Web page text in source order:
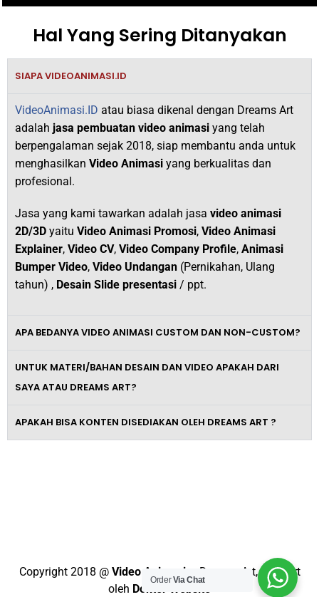
Hal Yang Sering Ditanyakan
SIAPA VIDEOANIMASI.ID
VideoAnimasi.ID atau biasa dikenal dengan Dreams Art
adalah jasa pembuatan video animasi yang telah
berpengalaman sejak 2018, siap membantu anda untuk
menghasilkan Video Animasi yang berkualitas dan
profesional.
Jasa yang kami tawarkan adalah jasa video animasi
2D/3D yaitu Video Animasi Promosi, Video Animasi
Explainer, Video CV, Video Company Profile, Animasi
Bumper Video, Video Undangan (Pernikahan, Ulang
tahun) , Desain Slide presentasi / ppt.
APA BEDANYA VIDEO ANIMASI CUSTOM DAN NON-CUSTOM?
UNTUK MATERI/BAHAN DESAIN DAN VIDEO APAKAH DARI
SAYA ATAU DREAMS ART?
APAKAH BISA KONTEN DISEDIAKAN OLEH DREAMS ART ?
Copyright 2018 @ Video Animasi– Dreams Art, Support
oleh Dokter Website
OrderVia Chat